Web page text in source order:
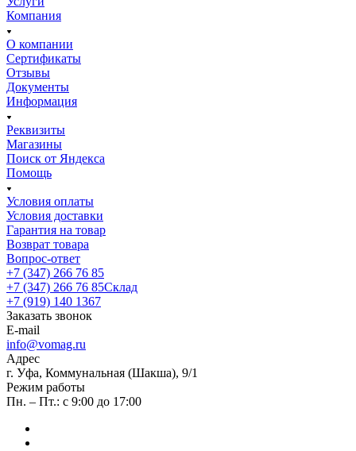
Компания
О компании
Сертификаты
Отзывы
Документы
Информация
Реквизиты
Магазины
Поиск от Яндекса
Помощь
Условия оплаты
Условия доставки
Гарантия на товар
Возврат товара
Вопрос-ответ
+7 (347) 266 76 85
+7 (347) 266 76 85Склад
+7 (919) 140 1367
Заказать звонок
E-mail
info@vomag.ru
Адрес
г. Уфа, Коммунальная (Шакша), 9/1
Режим работы
Пн. – Пт.: с 9:00 до 17:00